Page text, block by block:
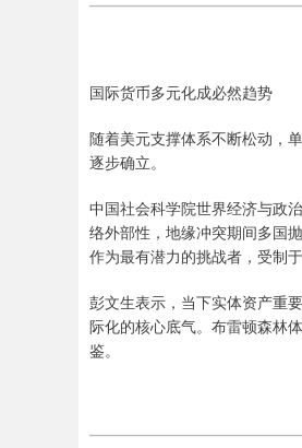
国际货币多元化成必然趋势
随着美元支撑体系不断松动，
逐步确立。
中国社会科学院世界经济与政
络外部性，地缘冲突期间多国
作为最有潜力的挑战者，受制
彭文生表示，当下实体资产重
际化的核心底气。布雷顿森林
鉴。